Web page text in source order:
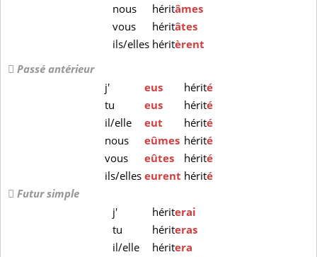
nous
héritâmes
vous
héritâtes
ils/elles héritèrent
Passé antérieur
j'
eus hérité
tu
eus hérité
il/elle
eut hérité
nous
eûmes hérité
vous
eûtes hérité
ils/elles eurent hérité
Futur simple
j'
hériterai
tu
hériteras
il/elle
héritera